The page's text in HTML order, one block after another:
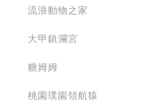
流浪動物之家
大甲鎮瀾宮
糖姆姆
桃園璞園領航猿